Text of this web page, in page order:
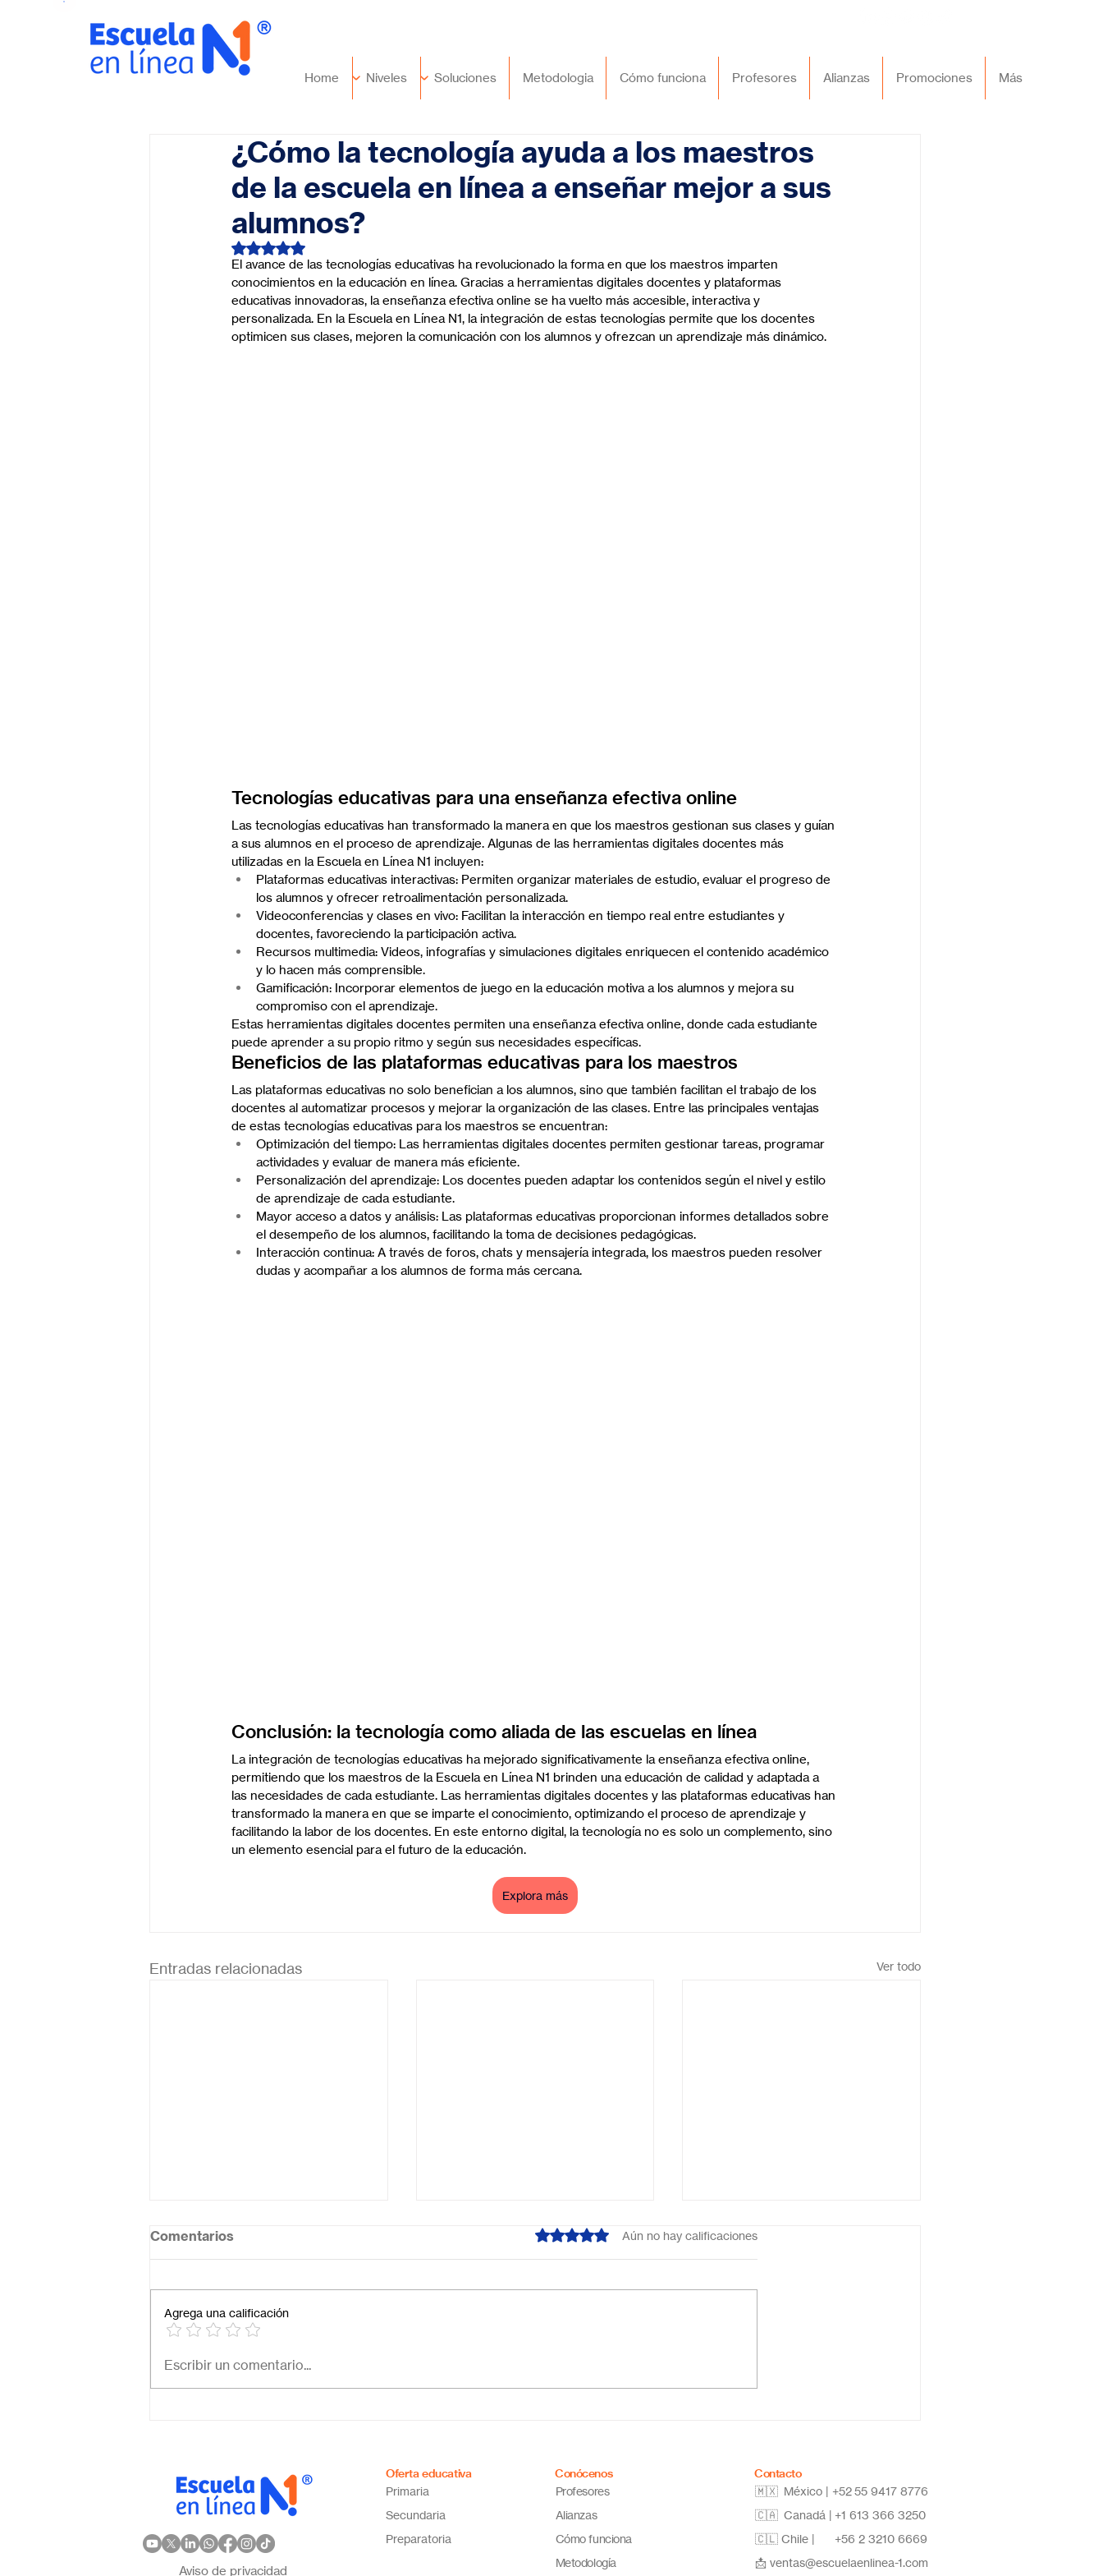
Home Niveles Soluciones Metodologia Cómo funciona Profesores Alianzas Promociones Más
¿Cómo la tecnología ayuda a los maestros
de la escuela en línea a enseñar mejor a sus
alumnos?
Obtuvo NaN de 5 estrellas.
El avance de las tecnologías educativas ha revolucionado la forma en que los maestros imparten
conocimientos en la educación en línea. Gracias a herramientas digitales docentes y plataformas
educativas innovadoras, la enseñanza efectiva online se ha vuelto más accesible, interactiva y
personalizada. En la Escuela en Línea N1, la integración de estas tecnologías permite que los docentes
optimicen sus clases, mejoren la comunicación con los alumnos y ofrezcan un aprendizaje más dinámico.
Tecnologías educativas para una enseñanza efectiva online
Las tecnologías educativas han transformado la manera en que los maestros gestionan sus clases y guían
a sus alumnos en el proceso de aprendizaje. Algunas de las herramientas digitales docentes más
utilizadas en la Escuela en Línea N1 incluyen:
Plataformas educativas interactivas: Permiten organizar materiales de estudio, evaluar el progreso de
los alumnos y ofrecer retroalimentación personalizada.
Videoconferencias y clases en vivo: Facilitan la interacción en tiempo real entre estudiantes y
docentes, favoreciendo la participación activa.
Recursos multimedia: Videos, infografías y simulaciones digitales enriquecen el contenido académico
y lo hacen más comprensible.
Gamificación: Incorporar elementos de juego en la educación motiva a los alumnos y mejora su
compromiso con el aprendizaje.
Estas herramientas digitales docentes permiten una enseñanza efectiva online, donde cada estudiante
puede aprender a su propio ritmo y según sus necesidades específicas.
Beneficios de las plataformas educativas para los maestros
Las plataformas educativas no solo benefician a los alumnos, sino que también facilitan el trabajo de los
docentes al automatizar procesos y mejorar la organización de las clases. Entre las principales ventajas
de estas tecnologías educativas para los maestros se encuentran:
Optimización del tiempo: Las herramientas digitales docentes permiten gestionar tareas, programar
actividades y evaluar de manera más eficiente.
Personalización del aprendizaje: Los docentes pueden adaptar los contenidos según el nivel y estilo
de aprendizaje de cada estudiante.
Mayor acceso a datos y análisis: Las plataformas educativas proporcionan informes detallados sobre
el desempeño de los alumnos, facilitando la toma de decisiones pedagógicas.
Interacción continua: A través de foros, chats y mensajería integrada, los maestros pueden resolver
dudas y acompañar a los alumnos de forma más cercana.
Conclusión: la tecnología como aliada de las escuelas en línea
La integración de tecnologías educativas ha mejorado significativamente la enseñanza efectiva online,
permitiendo que los maestros de la Escuela en Línea N1 brinden una educación de calidad y adaptada a
las necesidades de cada estudiante. Las herramientas digitales docentes y las plataformas educativas han
transformado la manera en que se imparte el conocimiento, optimizando el proceso de aprendizaje y
facilitando la labor de los docentes. En este entorno digital, la tecnología no es solo un complemento, sino
un elemento esencial para el futuro de la educación.
Explora más
Entradas relacionadas Ver todo
Necesito una secundaria
Comentarios Obtuvo 0 de 5 estrellas.Aún no hay calificaciones
Agrega una calificación
Escribir un comentario...
Aviso de privacidad
Oferta educativa
Primaria
Secundaria
Preparatoria
Conócenos
Profesores
Alianzas
Cómo funciona
Metodología
Contacto
🇲🇽 México | +5255 9417 8776
🇨🇦 Canadá | +1 613 366 3250
🇨🇱 Chile | +56 2 3210 6669
📩 ventas@escuelaenlinea-1.com